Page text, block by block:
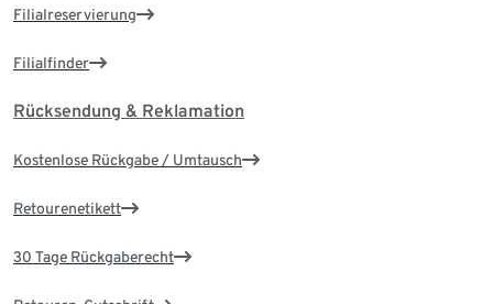
Filialreservierung
Filialfinder
Rücksendung & Reklamation
Kostenlose Rückgabe / Umtausch
Retourenetikett
30 Tage Rückgaberecht